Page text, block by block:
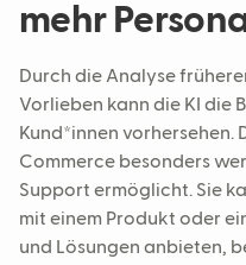
mehr
Durch die Analyse
Vorlieben kann die KI die
Kund*innen vorhersehen.
Commerce besonders
Support ermöglicht. Sie
mit einem Produkt oder
und Lösungen anbieten,